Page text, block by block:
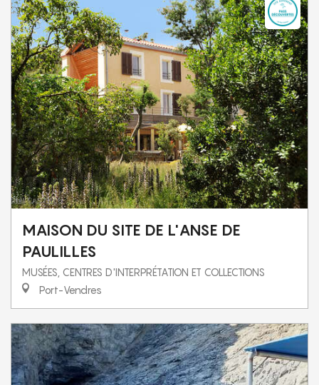
MAISON DU SITE DE L'ANSE DE
PAULILLES
MUSÉES, CENTRES D'INTERPRÉTATION ET COLLECTIONS
Port-Vendres